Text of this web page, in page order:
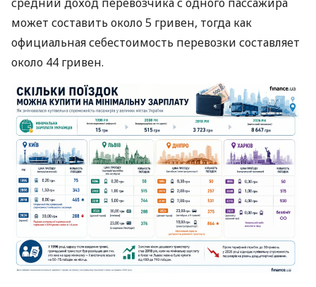
может составить около 5 гривен, тогда как
официальная себестоимость перевозки составляет
около 44 гривен.